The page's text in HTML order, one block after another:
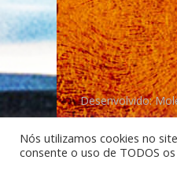
Desenvolvido:
Nós utilizamos cookies no
consente o uso de TODOS